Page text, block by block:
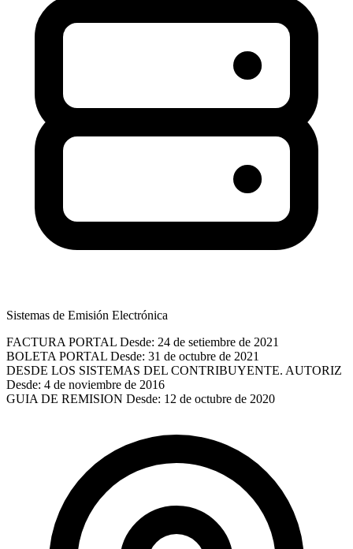
Sistemas de Emisión Electrónica
FACTURA PORTAL Desde: 24 de setiembre de 2021
BOLETA PORTAL Desde: 31 de octubre de 2021
DESDE LOS SISTEMAS DEL CONTRIBUYENTE. AUTORIZ
Desde: 4 de noviembre de 2016
GUIA DE REMISION Desde: 12 de octubre de 2020